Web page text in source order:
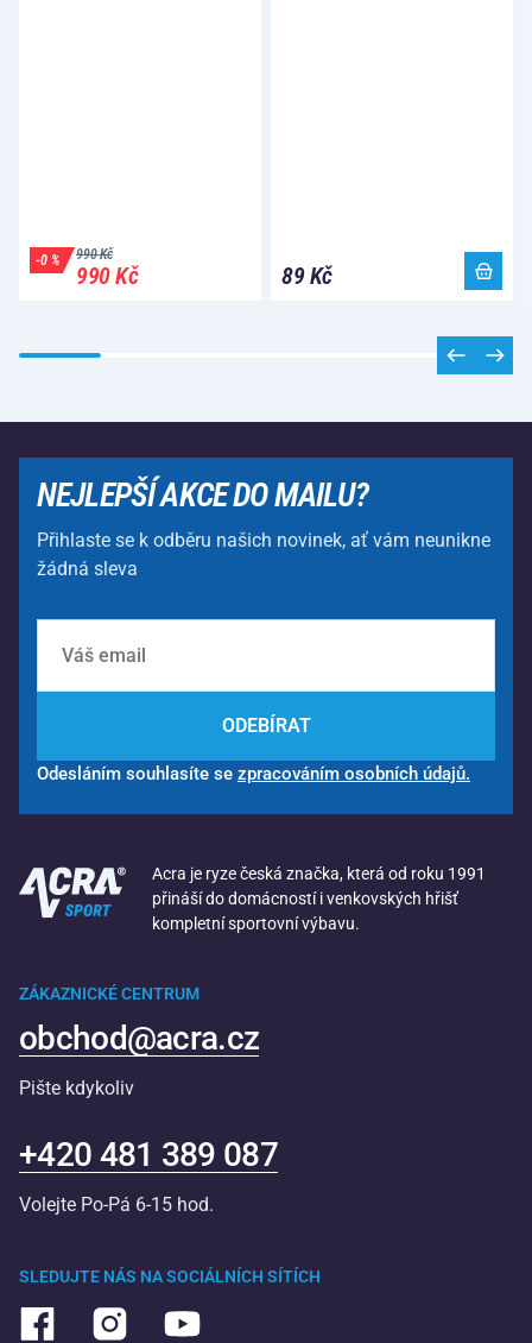
-0 %
990 Kč
990 Kč
89 Kč
NEJLEPŠÍ AKCE DO MAILU?
Přihlaste se k odběru našich novinek, ať vám neunikne
žádná sleva
ODEBÍRAT
Odesláním souhlasíte se zpracováním osobních údajů.
Acra je ryze česká značka, která od roku 1991
přináší do domácností i venkovských hřišť
kompletní sportovní výbavu.
SLEDUJTE NÁS NA SOCIÁLNÍCH SÍTÍCH
ZÁKAZNICKÉ CENTRUM
obchod@acra.cz
Pište kdykoliv
+420 481 389 087
Volejte Po-Pá 6-15 hod.